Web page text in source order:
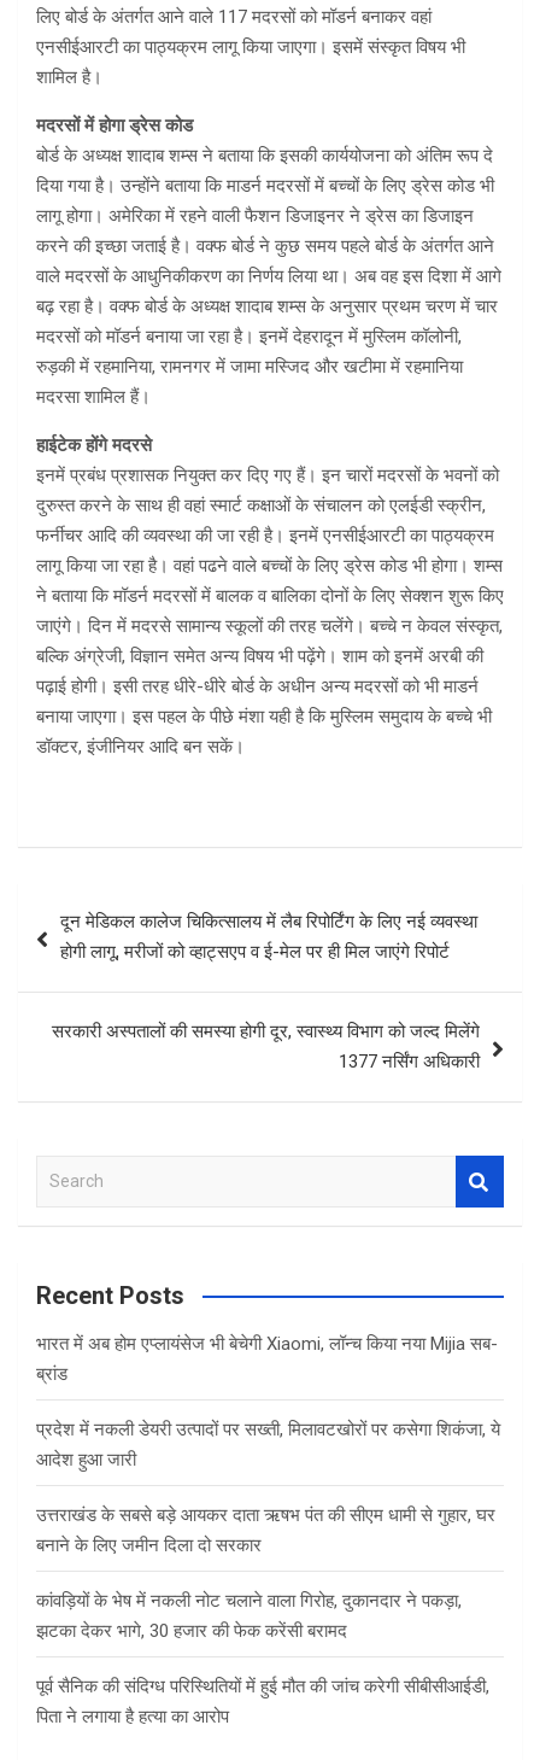
लिए बोर्ड के अंतर्गत आने वाले 117 मदरसों को मॉडर्न बनाकर वहां
एनसीईआरटी का पाठ्यक्रम लागू किया जाएगा। इसमें संस्कृत विषय भी
शामिल है।
मदरसों में होगा ड्रेस कोड
बोर्ड के अध्यक्ष शादाब शम्स ने बताया कि इसकी कार्ययोजना को अंतिम रूप दे
दिया गया है। उन्होंने बताया कि माडर्न मदरसों में बच्चों के लिए ड्रेस कोड भी
लागू होगा। अमेरिका में रहने वाली फैशन डिजाइनर ने ड्रेस का डिजाइन
करने की इच्छा जताई है। वक्फ बोर्ड ने कुछ समय पहले बोर्ड के अंतर्गत आने
वाले मदरसों के आधुनिकीकरण का निर्णय लिया था। अब वह इस दिशा में आगे
बढ़ रहा है। वक्फ बोर्ड के अध्यक्ष शादाब शम्स के अनुसार प्रथम चरण में चार
मदरसों को मॉडर्न बनाया जा रहा है। इनमें देहरादून में मुस्लिम कॉलोनी,
रुड़की में रहमानिया, रामनगर में जामा मस्जिद और खटीमा में रहमानिया
मदरसा शामिल हैं।
हाईटेक होंगे मदरसे
इनमें प्रबंध प्रशासक नियुक्त कर दिए गए हैं। इन चारों मदरसों के भवनों को
दुरुस्त करने के साथ ही वहां स्मार्ट कक्षाओं के संचालन को एलईडी स्क्रीन,
फर्नीचर आदि की व्यवस्था की जा रही है। इनमें एनसीईआरटी का पाठ्यक्रम
लागू किया जा रहा है। वहां पढने वाले बच्चों के लिए ड्रेस कोड भी होगा। शम्स
ने बताया कि मॉडर्न मदरसों में बालक व बालिका दोनों के लिए सेक्शन शुरू किए
जाएंगे। दिन में मदरसे सामान्य स्कूलों की तरह चलेंगे। बच्चे न केवल संस्कृत,
बल्कि अंग्रेजी, विज्ञान समेत अन्य विषय भी पढ़ेंगे। शाम को इनमें अरबी की
पढ़ाई होगी। इसी तरह धीरे-धीरे बोर्ड के अधीन अन्य मदरसों को भी माडर्न
बनाया जाएगा। इस पहल के पीछे मंशा यही है कि मुस्लिम समुदाय के बच्चे भी
डॉक्टर, इंजीनियर आदि बन सकें।
navigation
दून मेडिकल कालेज चिकित्सालय में लैब रिपोर्टिंग के लिए नई व्यवस्था
होगी लागू, मरीजों को व्हाट्सएप व ई-मेल पर ही मिल जाएंगे रिपोर्ट
सरकारी अस्पतालों की समस्या होगी दूर, स्वास्थ्य विभाग को जल्द मिलेंगे
1377 नर्सिंग अधिकारी
a
c
Recent Posts
भारत में अब होम एप्लायंसेज भी बेचेगी Xiaomi, लॉन्च किया नया Mijia सब-
ब्रांड
प्रदेश में नकली डेयरी उत्पादों पर सख्ती, मिलावटखोरों पर कसेगा शिकंजा, ये
आदेश हुआ जारी
उत्तराखंड के सबसे बड़े आयकर दाता ऋषभ पंत की सीएम धामी से गुहार, घर
बनाने के लिए जमीन दिला दो सरकार
कांवड़ियों के भेष में नकली नोट चलाने वाला गिरोह, दुकानदार ने पकड़ा,
झटका देकर भागे, 30 हजार की फेक करेंसी बरामद
पूर्व सैनिक की संदिग्ध परिस्थितियों में हुई मौत की जांच करेगी सीबीसीआईडी,
पिता ने लगाया है हत्या का आरोप